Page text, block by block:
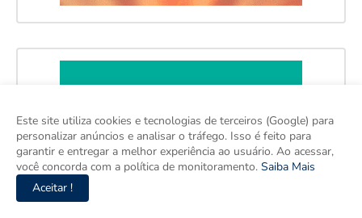
Este site utiliza cookies e tecnologias de terceiros (Google) para
personalizar anúncios e analisar o tráfego. Isso é feito para
garantir e entregar a melhor experiência ao usuário. Ao acessar,
você concorda com a política de monitoramento. Saiba Mais
Aceitar !